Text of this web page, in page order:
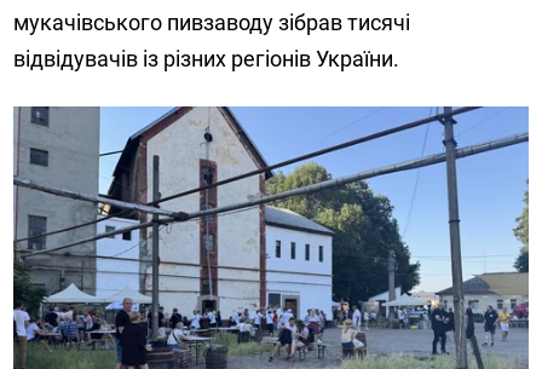
мукачівського пивзаводу зібрав тисячі
відвідувачів із різних регіонів України.